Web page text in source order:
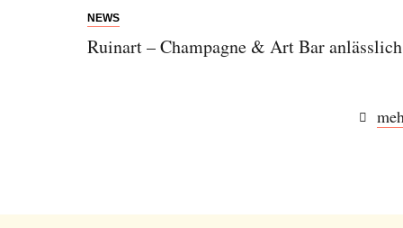
NEWS
Ruinart – Champagne & Art Bar